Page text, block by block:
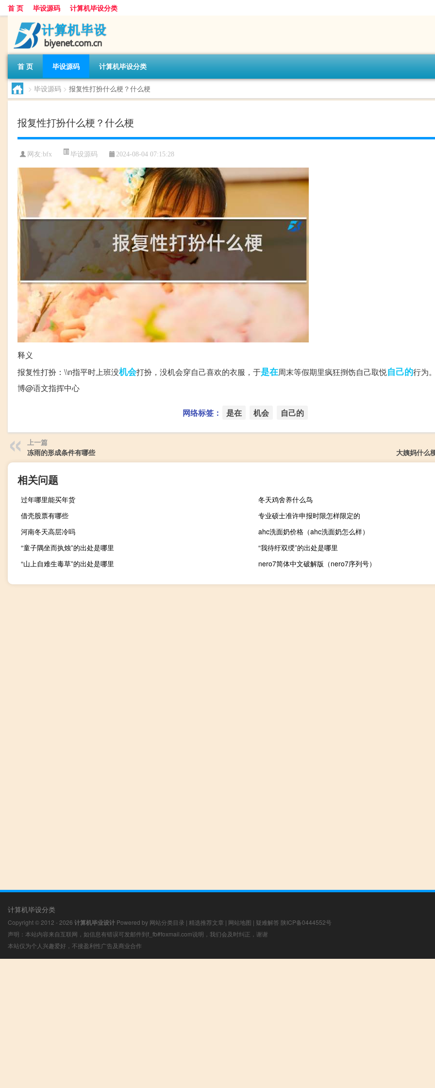
首 页 毕设源码 计算机毕设分类
首 页 毕设源码 计算机毕设分类
> 毕设源码 > 报复性打扮什么梗？什么梗
报复性打扮什么梗？什么梗
网友:bfx 毕设源码 2024-08-04 07:15:28
释义
报复性打扮：\\n指平时上班没机会打扮，没机会穿自己喜欢的衣服，于是在周末等假期里疯狂捯饬自己取悦自己的行为
博@语文指挥中心
网络标签： 是在 机会 自己的
上一篇
冻雨的形成条件有哪些
大姨妈什么
相关问题
过年哪里能买年货
冬天鸡舍养什么鸟
借壳股票有哪些
专业硕士准许申报时限怎样限定的
河南冬天高层冷吗
ahc洗面奶价格（ahc洗面奶怎么样）
“童子隅坐而执烛”的出处是哪里
“我待纡双绶”的出处是哪里
“山上自难生毒草”的出处是哪里
nero7简体中文破解版（nero7序列号）
计算机毕设分类
Copyright © 2012 - 2026 计算机毕业设计 Powered by 网站分类目录 | 精选推荐文章 | 网站地图 | 疑难解答 陕ICP备0444552号
声明：本站内容来自互联网，如信息有错误可发邮件到f_fb#foxmail.com说明，我们会及时纠正，谢谢
本站仅为个人兴趣爱好，不接盈利性广告及商业合作